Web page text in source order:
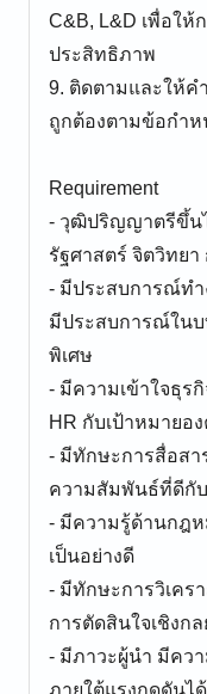
C&B, L&D เพื่อให้
ประสิทธิภาพ
9. ติดตามและให้ค
ถูกต้องตามข้อกำ
Requirement
- วุฒิปริญญาตรีขึ้น
รัฐศาสตร์ จิตวิทยา
- มีประสบการณ์ทำ
มีประสบการณ์ใน
พิเศษ
- มีความเข้าใจธุร
HR กับเป้าหมายอ
- มีทักษะการสื่อสา
ความสัมพันธ์ที่ดีกั
- มีความรู้ด้านกฎห
เป็นอย่างดี
- มีทักษะการวิเคร
การตัดสินใจเชิงก
- มีภาวะผู้นำ มีคว
ภายใต้แรงกดดันไ